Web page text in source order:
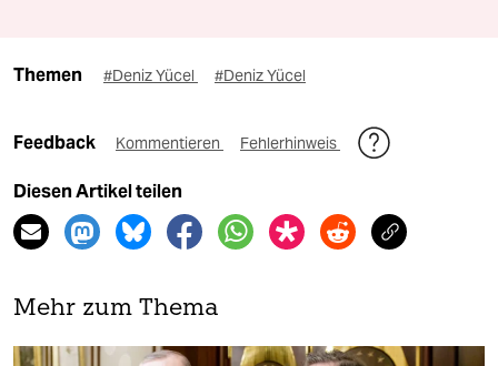
Themen #Deniz Yücel #Deniz Yücel
Feedback Kommentieren Fehlerhinweis
Diesen Artikel teilen
Mehr zum Thema